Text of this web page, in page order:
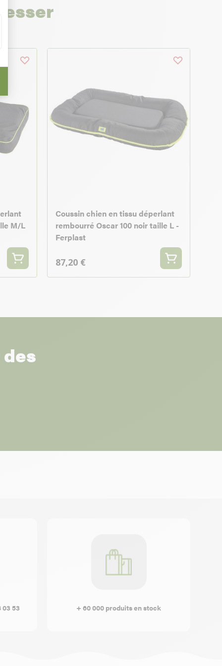
M/L
Coussin chien en tissu déperlant
rembourré Oscar 100 noir taille L -
Ferplast
87,20 €
03 53 + 60 000 produits en stock